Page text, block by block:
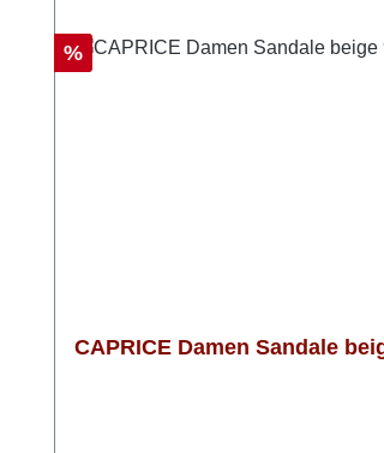
Rabatt
%
CAPRICE Damen Sandale